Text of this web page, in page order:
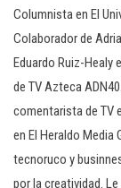
Columnista en El
Colaborador de
Eduardo Ruiz-Healy
de TV Azteca
comentarista de TV
en El Heraldo Media
tecnoruco y
por la creatividad.